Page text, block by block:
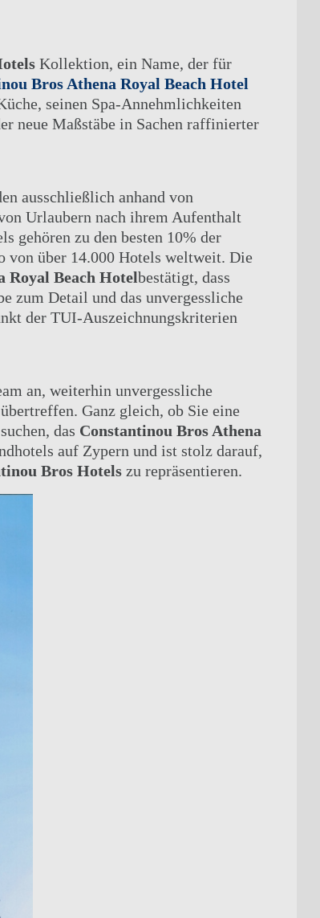
TAGUNGEN
ASIMINA SUITES HOTEL*****
ATHENA BEACH HOTEL
ATHENA ROYAL BEACH HOTEL
PIONEER BEACH HOTEL
Kollektion, ein Name, der für
Bros Athena Royal Beach Hotel
seinen Spa-Annehmlichkeiten
neue Maßstäbe in Sachen raffinierter
ausschließlich anhand von
Urlaubern nach ihrem Aufenthalt
gehören zu den besten 10% der
von über 14.000 Hotels weltweit. Die
Royal Beach Hotelbestätigt, dass
zum Detail und das unvergessliche
der TUI-Auszeichnungskriterien
an, weiterhin unvergessliche
Ganz gleich, ob Sie eine
das Constantinou Bros Athena
auf Zypern und ist stolz darauf,
Bros Hotelszu repräsentieren.